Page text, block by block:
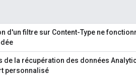
d'un filtre sur Content-Type ne
de la récupération des données
personnalisé